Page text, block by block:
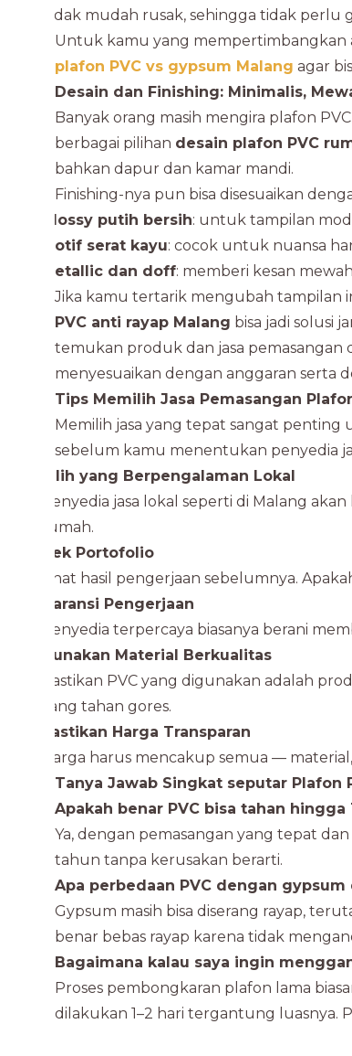
Tidak mudah rusak, sehingga tidak
Untuk kamu yang mempertimbangkan
plafon PVC vs gypsum Malang agar
Desain dan Finishing: Minimalis,
Banyak orang masih mengira plafon
berbagai pilihan desain plafon PVC
bahkan dapur dan kamar mandi.
Finishing-nya pun bisa disesuaikan
Glossy putih bersih: untuk tampilan
Motif serat kayu: cocok untuk nuansa
Metallic dan doff: memberi kesan
Jika kamu tertarik mengubah tampilan
PVC anti rayap Malang bisa jadi solusi
temukan produk dan jasa pemasangan
menyesuaikan dengan anggaran serta
Tips Memilih Jasa Pemasangan
Memilih jasa yang tepat sangat penting
sebelum kamu menentukan penyedia
Pilih yang Berpengalaman Lokal
Penyedia jasa lokal seperti di Malang
rumah.
Cek Portofolio
Lihat hasil pengerjaan sebelumnya.
Garansi Pengerjaan
Penyedia terpercaya biasanya berani
Gunakan Material Berkualitas
Pastikan PVC yang digunakan adalah
yang tahan gores.
Pastikan Harga Transparan
Harga harus mencakup semua —
Tanya Jawab Singkat seputar Plafon
Apakah benar PVC bisa tahan hingga
Ya, dengan pemasangan yang tepat
tahun tanpa kerusakan berarti.
Apa perbedaan PVC dengan
Gypsum masih bisa diserang rayap,
benar bebas rayap karena tidak
Bagaimana kalau saya ingin
Proses pembongkaran plafon lama
dilakukan 1–2 hari tergantung luasnya.